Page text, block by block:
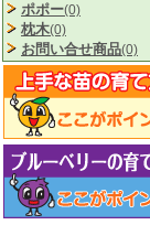
ポポー(0)
枕木(0)
お問い合せ商品(0)